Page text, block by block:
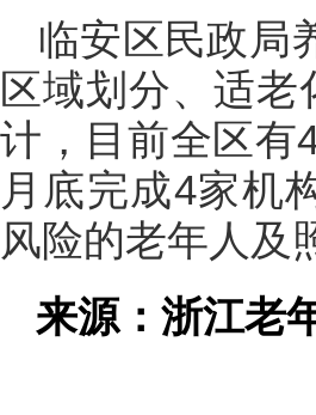
临安区民政局
区域划分、适
计，目前全区有
月底完成4家机
风险的老年人及
来源：浙江